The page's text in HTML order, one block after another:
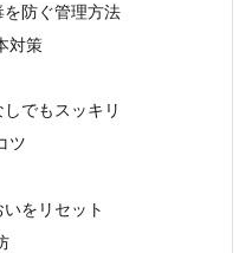
防ぐ管理方法
対策
でもスッキリ
ツ
をリセット